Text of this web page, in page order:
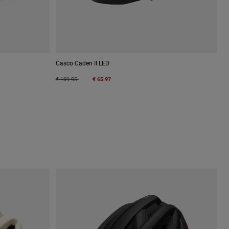
Casco Caden II LED
Price reduced from
€ 109.95to € 65.97